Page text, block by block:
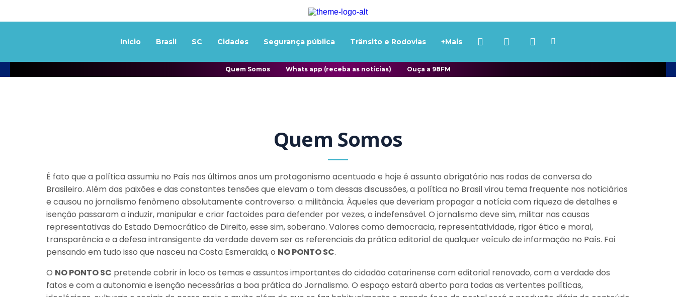
Início Brasil SC Cidades Segurança pública Trânsito e Rodovias +Mais
Quem Somos Whats app (receba as notícias) Ouça a 98FM
Quem Somos
É fato que a política assumiu no País nos últimos anos um protagonismo acentuado e hoje é assunto obrigatório nas rodas de conversa do
Brasileiro. Além das paixões e das constantes tensões que elevam o tom dessas discussões, a política no Brasil virou tema frequente nos noticiários
e causou no jornalismo fenômeno absolutamente controverso: a militância. Àqueles que deveriam propagar a notícia com riqueza de detalhes e
isenção passaram a induzir, manipular e criar factoides para defender por vezes, o indefensável. O jornalismo deve sim, militar nas causas
representativas do Estado Democrático de Direito, esse sim, soberano. Valores como democracia, representatividade, rigor ético e moral,
transparência e a defesa intransigente da verdade devem ser os referenciais da prática editorial de qualquer veículo de informação no País. Foi
pensando em tudo isso que nasceu na Costa Esmeralda, o NO PONTO SC.
O NO PONTO SC pretende cobrir in loco os temas e assuntos importantes do cidadão catarinense com editorial renovado, com a verdade dos
fatos e com a autonomia e isenção necessárias a boa prática do Jornalismo. O espaço estará aberto para todas as vertentes políticas,